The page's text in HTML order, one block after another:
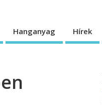
Hanganyag Hírek